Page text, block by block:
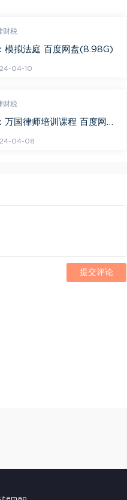
财税
模拟法庭 百度网盘(8.98G)
04-10
财税
万国律师培训课程 百度网盘
04-08
提交评论